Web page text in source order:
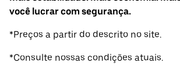
você lucrar com segurança.
*Preços a partir do descrito no site.
*Consulte nossas condições atuais.